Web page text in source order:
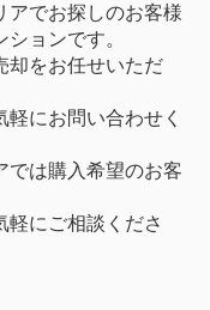
アでお探しのお客様
ョンです。
却をお任せいただ
にお問い合わせく
では購入希望のお客
にご相談くださ